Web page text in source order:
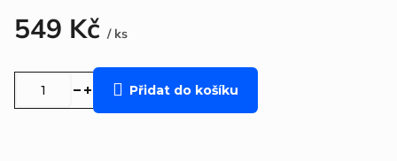
549 Kč / ks
Přidat do košíku